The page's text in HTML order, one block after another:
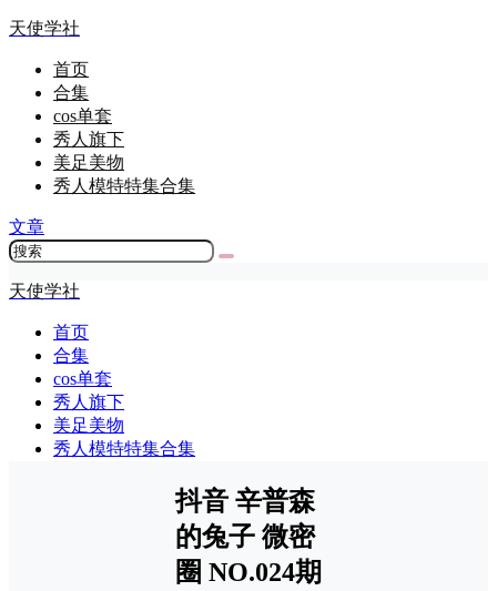
天使学社
首页
合集
cos单套
秀人旗下
美足美物
秀人模特特集合集
文章
天使学社
首页
合集
cos单套
秀人旗下
美足美物
秀人模特特集合集
抖音 辛普森
的兔子 微密
圈 NO.024期